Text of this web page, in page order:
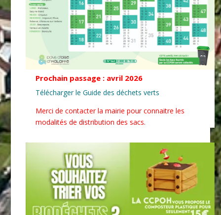
Prochain passage : avril 2026
Télécharger le Guide des déchets verts
Merci de contacter la mairie pour connaitre les
modalités de distribution des sacs.